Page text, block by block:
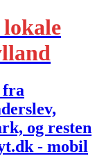
fra
og resten
- mobil